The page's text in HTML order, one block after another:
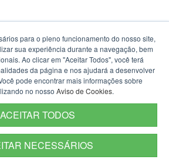
de Uso
para o pleno funcionamento do nosso site,
sua experiência durante a navegação, bem
Ao clicar em "Aceitar Todos", você terá
da página e nos ajudará a desenvolver
pode encontrar mais informações sobre
no nosso Aviso de Cookies.
ACEITAR TODOS
NECESSÁRIOS